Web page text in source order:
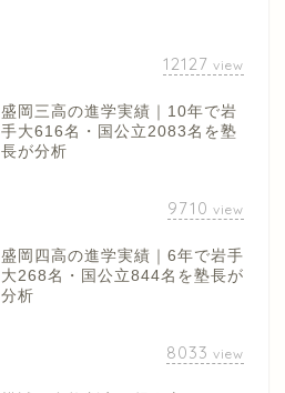
12127 view
盛岡三高の進学実績｜10年で岩
手大616名・国公立2083名を塾
長が分析
9710 view
盛岡四高の進学実績｜6年で岩手
大268名・国公立844名を塾長が
分析
8033 view